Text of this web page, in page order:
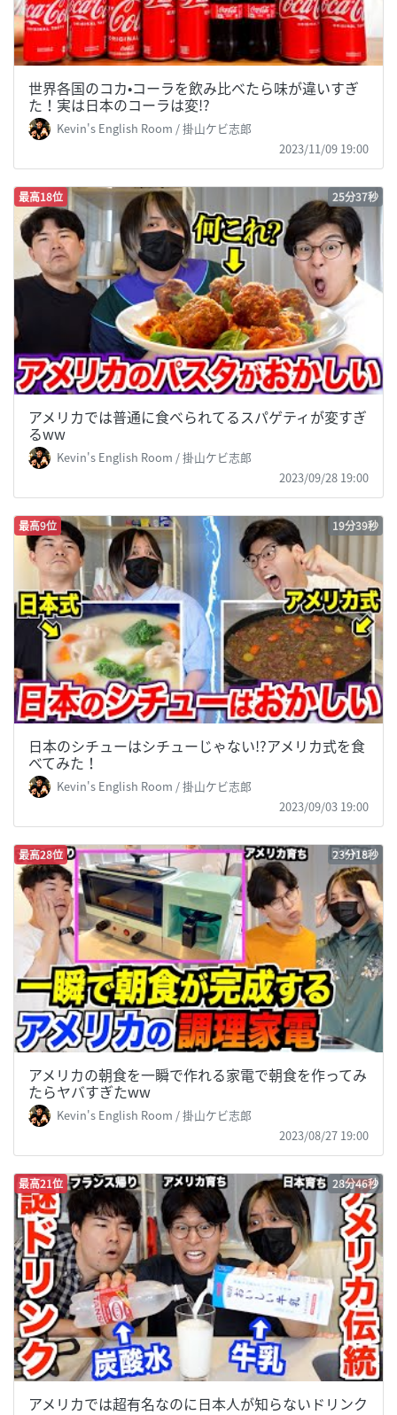
世界各国のコカ•コーラを飲み比べたら味が違いすぎ
た！実は日本のコーラは変!?
Kevin's English Room / 掛山ケビ志郎
2023/11/09 19:00
最高18位 25分37秒
アメリカでは普通に食べられてるスパゲティが変すぎ
るww
Kevin's English Room / 掛山ケビ志郎
2023/09/28 19:00
最高9位 19分39秒
日本のシチューはシチューじゃない!?アメリカ式を食
べてみた！
Kevin's English Room / 掛山ケビ志郎
2023/09/03 19:00
最高28位 23分18秒
アメリカの朝食を一瞬で作れる家電で朝食を作ってみ
たらヤバすぎたww
Kevin's English Room / 掛山ケビ志郎
2023/08/27 19:00
最高21位 28分46秒
アメリカでは超有名なのに日本人が知らないドリンク